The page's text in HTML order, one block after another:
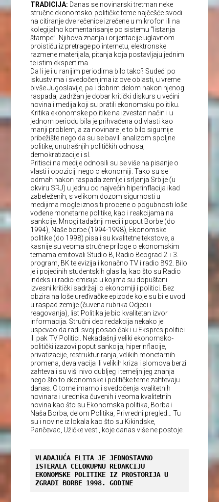
TRADICIJA: Danas se novinarski tretman neke
stručne ekonomsko-političke teme najčešće svodi
na citiranje dve rečenice izrečene u mikrofon ili na
kolegijalno komentarisanje po sistemu “listanja
štampe”. Njihova znanja i orijentacije uglavnom
proističu iz pretrage po internetu, elektronske
razmene materijala, pitanja koja postavljaju jednim
te istim ekspertima.
Da li je i u ranijim periodima bilo tako? Sudeći po
iskustvima i svedočenjima iz ove oblasti, u vreme
bivše Jugoslavije, pa i dobrim delom nakon njenog
raspada, zadržan je dobar kritički diskurs u većini
novina i medija koji su pratili ekonomsku politiku.
Kritika ekonomske politike na izvestan način i u
jednom periodu bila je prihvaćena od vlasti kao
manji problem, a za novinare je to bilo sigurnije
pribežište nego da su se bavili analizom spoljne
politike, unutrašnjih političkih odnosa,
demokratizacije i sl.
Pritisci na medije odnosili su se više na pisanje o
vlasti i opoziciji nego o ekonomiji. Tako su se
odmah nakon raspada zemlje i srljanja Srbije (u
okviru SRJ) u jednu od najvećih hiperinflacija ikad
zabeleženih, s velikom dozom sigurnosti u
medijima mogle iznositi procene o pogubnosti loše
vođene monetarne politike, kao i reakcijama na
sankcije. Mnogi tadašnji mediji poput Borbe (do
1994), Naše borbe (1994-1998), Ekonomske
politike (do 1998) pisali su kvalitetne tekstove, a
kasnije su veoma stručne priloge o ekonomskim
temama emitovali Studio B, Radio Beograd 2. i 3.
program, BK televizija i konačno TV i radio B92. Bilo
je i pojedinih studentskih glasila, kao što su Radio
indeks ili radio-emisija u kojima su dopuštani
izvesni kritički sadržaji o ekonomiji i politici. Bez
obzira na loše uređivačke epizode koje su bile uvod
u raspad zemlje (čuvena rubrika Odjeci i
reagovanja), list Politika je bio kvalitetan izvor
informacija. Stručni deo redakcija nekako je
uspevao da radi svoj posao čak i u Ekspres politici
ili pak TV Politici. Nekadašnji veliki ekonomsko-
politički izazovi poput sankcija, hiperinflacije,
privatizacije, restrukturiranja, velikih monetarnih
promena, devalvacija ili velikih kriza i slomova berzi
zahtevali su viši nivo dubljeg i temeljnijeg znanja
nego što to ekonomske i političke teme zahtevaju
danas. O tome imamo i svedočenja kvalitetnih
novinara i urednika čuvenih i veoma kvalitetnih
novina kao što su Ekonomska politika, Borba i
Naša Borba, delom Politika, Privredni pregled… Tu
su i novine iz lokala kao što su Kikindske,
Pančevac, Užičke vesti, koje danas više ne postoje.
VLADAJUĆA ELITA JE JEDNOSTAVNO
ISTERALA CELOKUPNU REDAKCIJU
EKONOMSKE POLITIKE IZ PROSTORIJA U
ZGRADI BORBE 1998. GODINE